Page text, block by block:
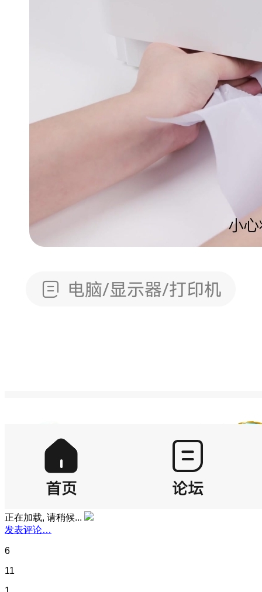
正在加载, 请稍候...
发表评论…
6
11